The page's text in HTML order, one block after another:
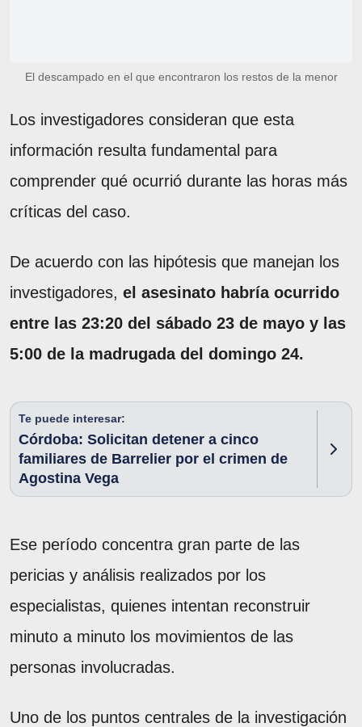
El descampado en el que encontraron los restos de la menor
Los investigadores consideran que esta
información resulta fundamental para
comprender qué ocurrió durante las horas más
críticas del caso.
De acuerdo con las hipótesis que manejan los
investigadores, el asesinato habría ocurrido
entre las 23:20 del sábado 23 de mayo y las
5:00 de la madrugada del domingo 24.
Te puede interesar:
Córdoba: Solicitan detener a cinco
familiares de Barrelier por el crimen de
Agostina Vega
Ese período concentra gran parte de las
pericias y análisis realizados por los
especialistas, quienes intentan reconstruir
minuto a minuto los movimientos de las
personas involucradas.
Uno de los puntos centrales de la investigación